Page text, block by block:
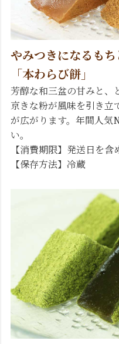
やみつきになるも
「本わらび餅」
芳醇な和三盆の甘みと、
京きな粉が風味を引き立
が広がります。年間人気
い。
【消費期限】発送日を含
【保存方法】冷蔵